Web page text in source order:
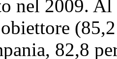
nel 2009.
82,8